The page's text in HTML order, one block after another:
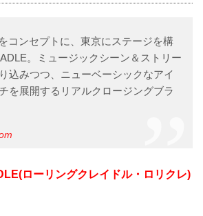
コンセプトに、東京にステージを構
。ミュージックシーン＆ストリー
込みつつ、ニューベーシックなアイ
を展開するリアルクロージングブラ
ローリングクレイドル・ロリクレ)